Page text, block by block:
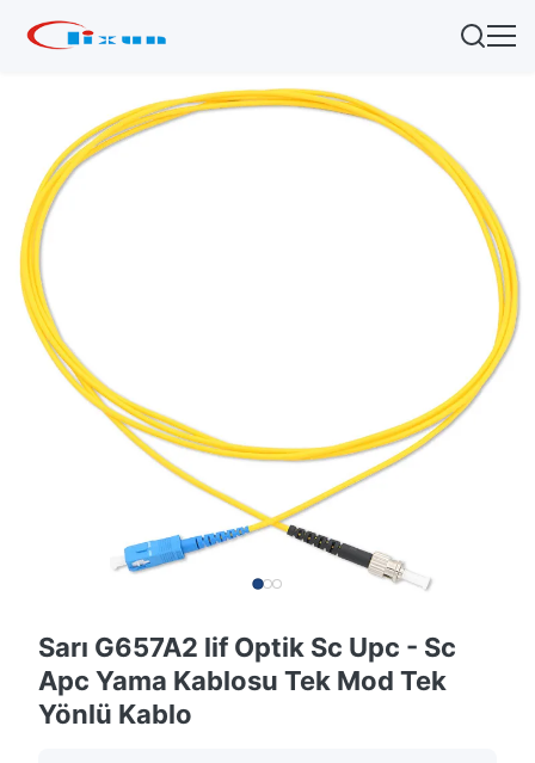
Sarı G657A2 lif Optik Sc Upc - Sc
Apc Yama Kablosu Tek Mod Tek
Yönlü Kablo